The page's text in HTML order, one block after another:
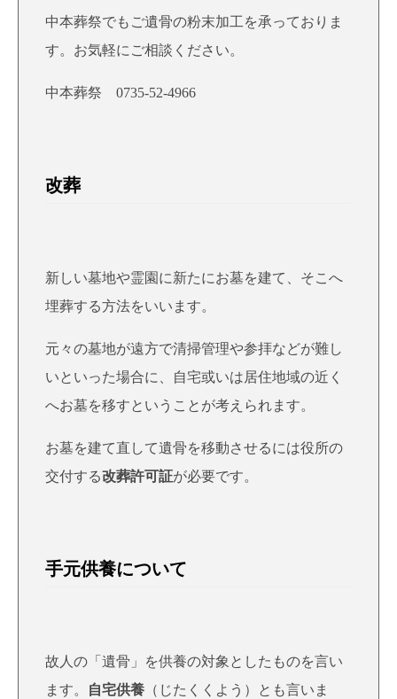
中本葬祭でもご遺骨の粉末加工を承っておりま
す。お気軽にご相談ください。
中本葬祭 0735-52-4966
改葬
新しい墓地や霊園に新たにお墓を建て、そこへ
埋葬する方法をいいます。
元々の墓地が遠方で清掃管理や参拝などが難し
いといった場合に、自宅或いは居住地域の近く
へお墓を移すということが考えられます。
お墓を建て直して遺骨を移動させるには役所の
交付する改葬許可証が必要です。
手元供養について
故人の「遺骨」を供養の対象としたものを言い
ます。
自宅供養 （じたくくよう）とも言いま